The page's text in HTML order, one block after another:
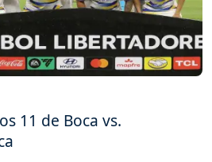
11 de Boca vs.